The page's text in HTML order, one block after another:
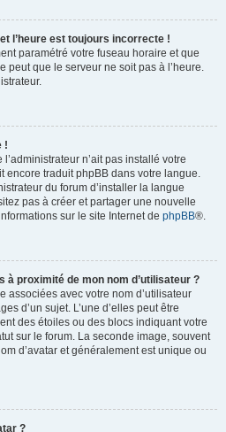
l’heure est toujours incorrecte !
paramétré votre fuseau horaire et que
peut que le serveur ne soit pas à l’heure.
!
n’ait pas installé votre
encore traduit phpBB dans votre langue.
du forum d’installer la langue
pas à créer et partager une nouvelle
sur le site Internet de phpBB®.
à proximité de mon nom d’utilisateur ?
associées avec votre nom d’utilisateur
d’un sujet. L’une d’elles peut être
des étoiles ou des blocs indiquant votre
sur le forum. La seconde image, souvent
d’avatar et généralement est unique ou
?